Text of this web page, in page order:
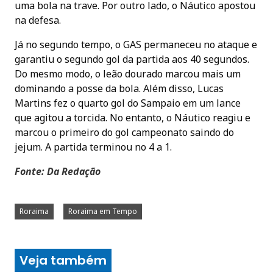
uma bola na trave. Por outro lado, o Náutico apostou
na defesa.
Já no segundo tempo, o GAS permaneceu no ataque e
garantiu o segundo gol da partida aos 40 segundos.
Do mesmo modo, o leão dourado marcou mais um
dominando a posse da bola. Além disso, Lucas
Martins fez o quarto gol do Sampaio em um lance
que agitou a torcida. No entanto, o Náutico reagiu e
marcou o primeiro do gol campeonato saindo do
jejum. A partida terminou no 4 a 1.
Fonte: Da Redação
Roraima Roraima em Tempo
Veja também